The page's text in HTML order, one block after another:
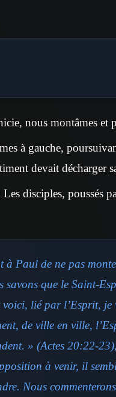
nous montâmes et
à gauche,
devait décharger
disciples, poussés
à Paul de ne pas
savons que le Saint-
lié par l’Esprit, je
de ville en ville,
» (Actes 20:22-
à venir, il
Nous